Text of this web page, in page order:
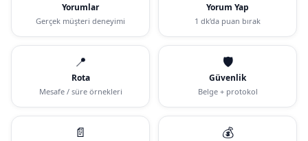
Yorumlar
Gerçek müşteri deneyimi
Yorum Yap
1 dk’da puan bırak
📍
Rota
Mesafe / süre örnekleri
🛡️
Güvenlik
Belge + protokol
📄 💰